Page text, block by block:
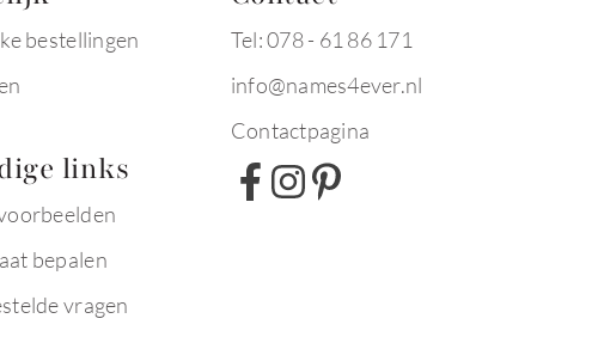
bestellingen
links
bepalen
vragen
Tel: 078 - 61 86 171
info@names4ever.nl
Contactpagina